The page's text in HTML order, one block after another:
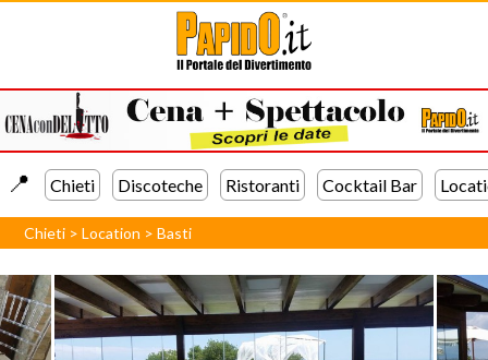
📍️ Chieti Discoteche Ristoranti Cocktail Bar
Chieti >Location >Basti